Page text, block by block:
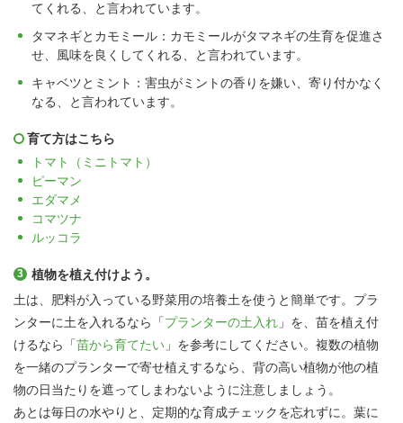
てくれる、と言われています。
タマネギとカモミール：カモミールがタマネギの生育を促進さ
せ、風味を良くしてくれる、と言われています。
キャベツとミント：害虫がミントの香りを嫌い、寄り付かなく
なる、と言われています。
育て方はこちら
トマト（ミニトマト）
ピーマン
エダマメ
コマツナ
ルッコラ
植物を植え付けよう。
土は、肥料が入っている野菜用の培養土を使うと簡単です。プラ
ンターに土を入れるなら「プランターの土入れ 」を、苗を植え付
けるなら「苗から育てたい 」を参考にしてください。複数の植物
を一緒のプランターで寄せ植えするなら、背の高い植物が他の植
物の日当たりを遮ってしまわないように注意しましょう。
あとは毎日の水やりと、定期的な育成チェックを忘れずに。葉に